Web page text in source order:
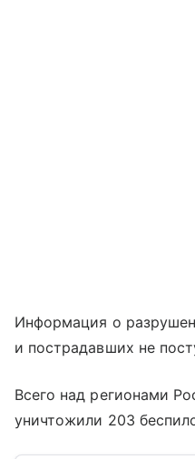
Информация о
и пострадавших не
Всего над регионами
уничтожили 203